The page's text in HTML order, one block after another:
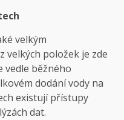
velkým
velkých položek je zde
vedle běžného
dodání vody na
existují přístupy
dat.